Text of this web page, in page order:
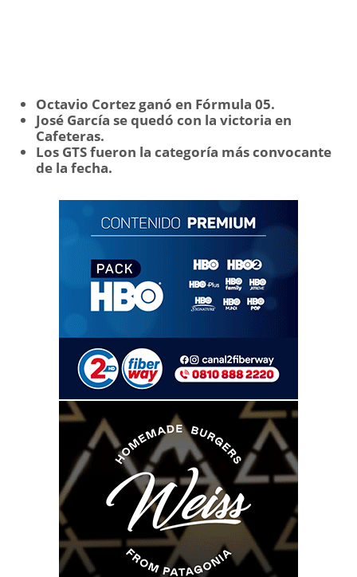
Octavio Cortez ganó en Fórmula 05.
José García se quedó con la victoria en
Cafeteras.
Los GTS fueron la categoría más convocante
de la fecha.